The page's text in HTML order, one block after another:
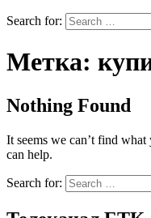
Search for:
Метка:
Nothing Found
It seems we can’t find
can help.
Search for: